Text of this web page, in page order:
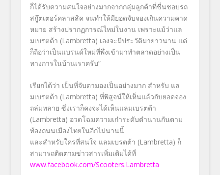
ก็ได้รับความสนใจอย่างมากจากกลุ่มลูกค้าที่ชื่นชอบรถ
สกู๊ตเตอร์คลาสสิค จนทำให้มียอดจับจองเกินความคาด
หมาย สร้างปรากฏการณ์ใหม่ในงาน เพราะแม้ว่าแล
มเบรตต้า (Lambretta) เองจะมีประวัติมายาวนาน แต่
ก็ถือว่าเป็นแบรนด์ใหม่ที่พึ่งเข้ามาทำตลาดอย่างเป็น
ทางการในบ้านเราครับ”
เรียกได้ว่า เป็นที่จับตามองเป็นอย่างมาก สำหรับ แล
มเบรตต้า (Lambretta) ที่พิสูจน์ให้เห็นแล้วกับยอดจอง
ถล่มทลาย ซึ่งเราก็คงจะได้เห็นแลมเบรตต้า
(Lambretta) อวดโฉมความเก๋าระดับตำนานกันตาม
ท้องถนนเมืองไทยในอีกไม่นานนี้
และสำหรับใครที่สนใจ แลมเบรตต้า (Lambretta) ก็
สามารถติดตามข่าวสารเพิ่มเติมได้ที่
www.facebook.com/Scooters.Lambretta